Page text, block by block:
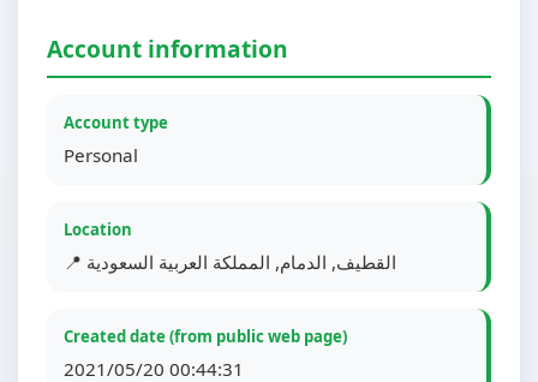
Account information
Account type
Personal
Location
📍 القطيف, الدمام, المملكة العربية السعودية
Created date (from public web page)
2021/05/20 00:44:31